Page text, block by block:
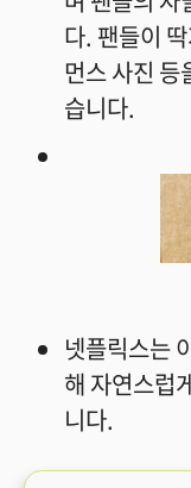
다. 팬들이
먼스 사진 등
습니다.
넷플릭스는
해 자연스럽
니다.